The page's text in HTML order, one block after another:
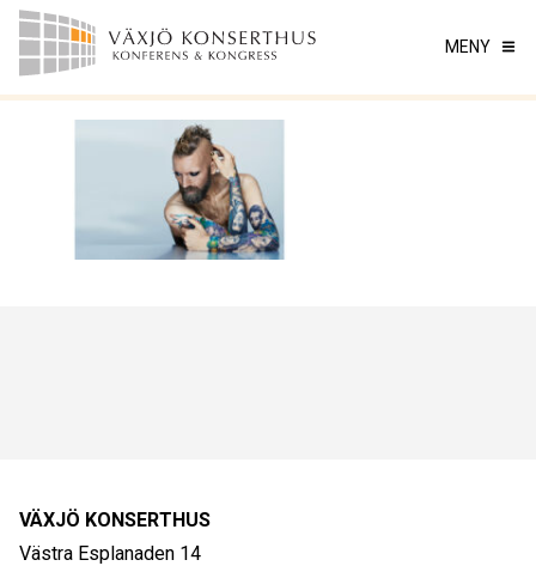
MENY
VÄXJÖ KONSERTHUS
Västra Esplanaden 14